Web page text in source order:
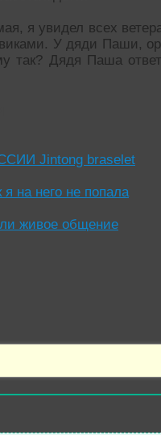
я увидел всех
У дяди Паши,
так? Дядя Паша
Jintong braselet
я на него не попала
живое общение